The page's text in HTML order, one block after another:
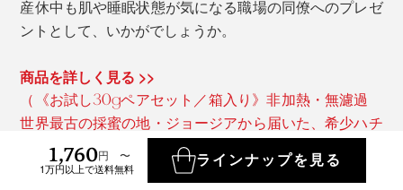
産休中も肌や睡眠状態が気になる職場の同僚へのプレゼ
ントとして、いかがでしょうか。
商品を詳しく見る >>
（《お試し30gペアセット／箱入り》非加熱・無濾過
世界最古の採蜜の地・ジョージアから届いた、希少ハチ
ミツ｜JARA Honey）
1,760円 〜
1万円以上で送料無料
ラインナップを見る